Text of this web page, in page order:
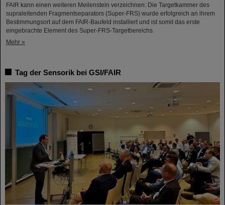
FAIR kann einen weiteren Meilenstein verzeichnen: Die Targetkammer des
supraleitenden Fragmentseparators (Super-FRS) wurde erfolgreich an ihrem
Bestimmungsort auf dem FAIR-Baufeld installiert und ist somit das erste
eingebrachte Element des Super-FRS-Targetbereichs.
Mehr »
Tag der Sensorik bei GSI/FAIR